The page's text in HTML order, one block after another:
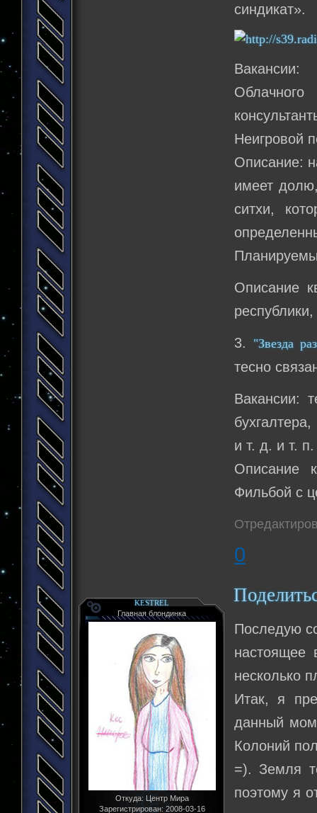
синдикат».
Вакансии:
Неигровой
Описание:
имеет
ситхи,
Описание
3. "Звезда
тесно
Вакансии:
и т. д. и т. п.
Описание
Фильбой с
0
KESTREL
Главная блондинка
Откуда:Центр Мира
Зарегистрирован: 2008-03-16
Последую
настоящее
несколько
Итак, я
данный
Колоний
=). Земля
поэтому я